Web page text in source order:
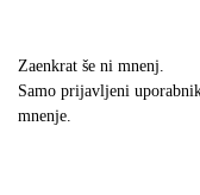
Zaenkrat še ni mnenj.
Samo prijavljeni
mnenje.